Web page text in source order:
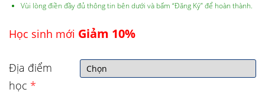
Vùi lòng điền đầy đủ thông tin bên dưới và bấm “Đăng Ký” để hoàn thành.
Học sinh mới Giảm 10%
Địa điểm
học *